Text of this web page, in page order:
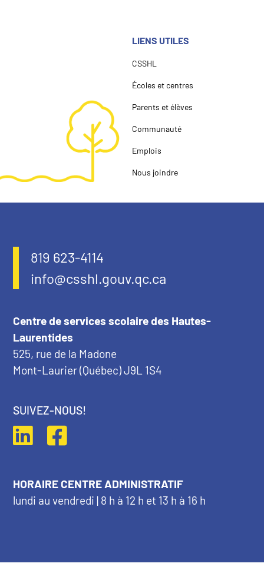
LIENS UTILES
CSSHL
Écoles et centres
Parents et élèves
Communauté
Emplois
Nous joindre
819 623-4114
info@csshl.gouv.qc.ca
Centre de services scolaire des Hautes-
Laurentides
525, rue de la Madone
Mont-Laurier (Québec) J9L 1S4
SUIVEZ-NOUS!
HORAIRE CENTRE ADMINISTRATIF
lundi au vendredi | 8 h à 12 h et 13 h à 16 h